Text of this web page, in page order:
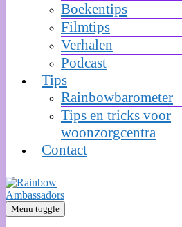
Boekentips
Filmtips
Verhalen
Podcast
Tips
Rainbowbarometer
Tips en tricks voor
woonzorgcentra
Contact
Menu toggle